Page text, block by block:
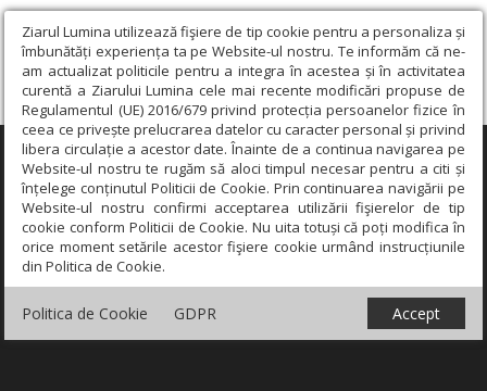
Ziarul Lumina utilizează fişiere de tip cookie pentru a personaliza și
îmbunătăți experiența ta pe Website-ul nostru. Te informăm că ne-
am actualizat politicile pentru a integra în acestea și în activitatea
curentă a Ziarului Lumina cele mai recente modificări propuse de
Regulamentul (UE) 2016/679 privind protecția persoanelor fizice în
ceea ce privește prelucrarea datelor cu caracter personal și privind
libera circulație a acestor date. Înainte de a continua navigarea pe
Website-ul nostru te rugăm să aloci timpul necesar pentru a citi și
înțelege conținutul Politicii de Cookie. Prin continuarea navigării pe
Website-ul nostru confirmi acceptarea utilizării fişierelor de tip
cookie conform Politicii de Cookie. Nu uita totuși că poți modifica în
orice moment setările acestor fişiere cookie urmând instrucțiunile
din Politica de Cookie.
Politica de Cookie GDPR Accept
×